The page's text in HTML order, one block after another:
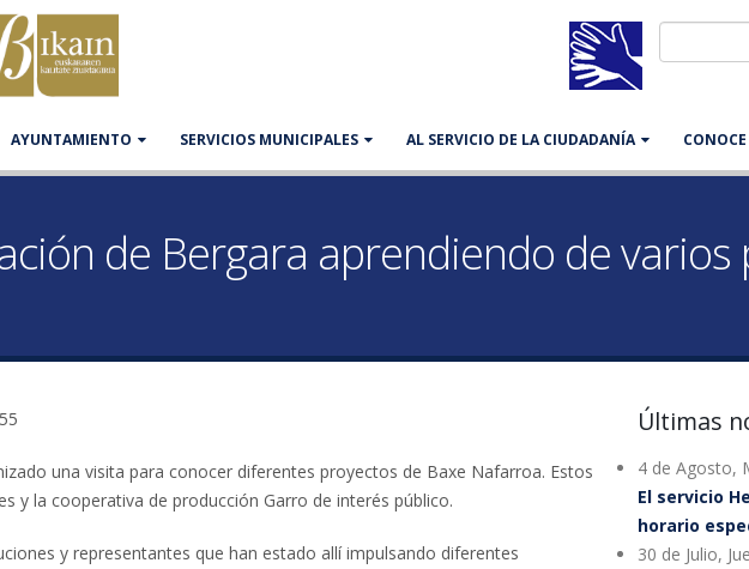
AYUNTAMIENTO SERVICIOS MUNICIPALES AL SERVICIO DE LA CIUDADANÍA
de Bergara aprendiendo de varios
una visita para conocer diferentes proyectos de Baxe Nafarroa. Estos
y la cooperativa de producción Garro de interés público.
y representantes que han estado allí impulsando diferentes
Últimas
4 de Agosto,
El servicio
horario
30 de Julio,